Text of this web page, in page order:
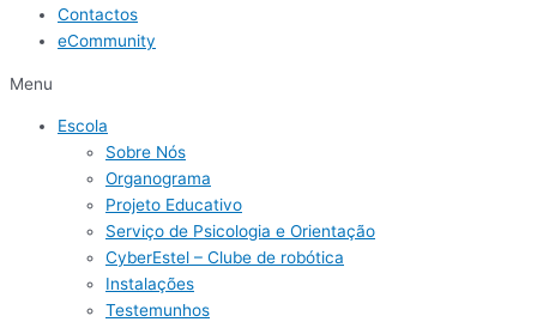
Contactos
eCommunity
Menu
Escola
Sobre Nós
Organograma
Projeto Educativo
Serviço de Psicologia e Orientação
CyberEstel – Clube de robótica
Instalações
Testemunhos